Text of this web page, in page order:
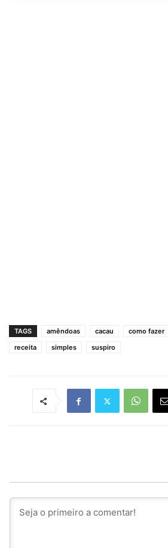
TAGS amêndoas cacau como fazer
receita
simples suspiro